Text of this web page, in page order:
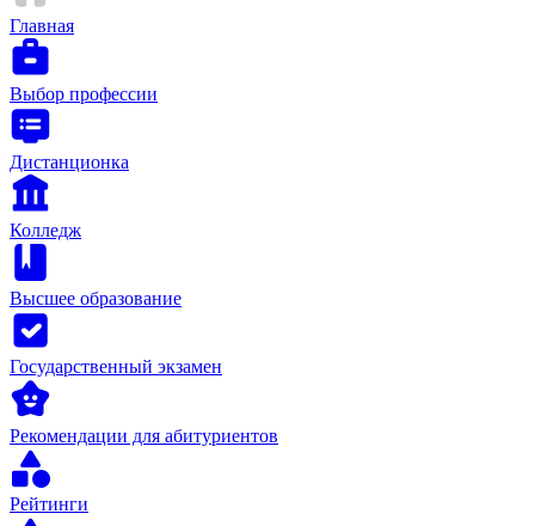
Главная
Выбор профессии
Дистанционка
Колледж
Высшее образование
Государственный экзамен
Рекомендации для абитуриентов
Рейтинги